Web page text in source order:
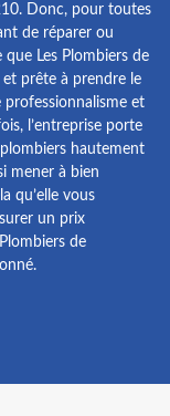
Donc, pour toutes
de réparer ou
Les Plombiers de
prête à prendre le
et
l’entreprise porte
hautement
mener à bien
qu’elle vous
un prix
de